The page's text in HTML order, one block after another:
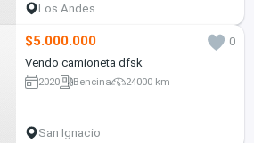
Los Andes
$5.000.000
0
Vendo camioneta dfsk
2020 Bencina 24000 km
San Ignacio